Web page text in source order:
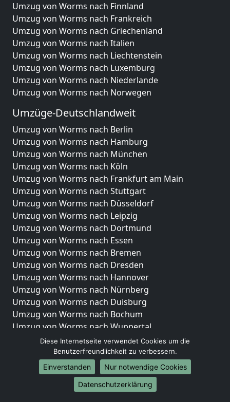
Umzug von Worms nach Finnland
Umzug von Worms nach Frankreich
Umzug von Worms nach Griechenland
Umzug von Worms nach Italien
Umzug von Worms nach Liechtenstein
Umzug von Worms nach Luxemburg
Umzug von Worms nach Niederlande
Umzug von Worms nach Norwegen
Umzüge-Deutschlandweit
Umzug von Worms nach Berlin
Umzug von Worms nach Hamburg
Umzug von Worms nach München
Umzug von Worms nach Köln
Umzug von Worms nach Frankfurt am Main
Umzug von Worms nach Stuttgart
Umzug von Worms nach Düsseldorf
Umzug von Worms nach Leipzig
Umzug von Worms nach Dortmund
Umzug von Worms nach Essen
Umzug von Worms nach Bremen
Umzug von Worms nach Dresden
Umzug von Worms nach Hannover
Umzug von Worms nach Nürnberg
Umzug von Worms nach Duisburg
Umzug von Worms nach Bochum
Umzug von Worms nach Wuppertal
Umzug von Worms nach Bielefeld
Umzug von Worms nach Bonn
Umzug von Worms nach Münster
Internationale-Umzüge
Diese Internetseite verwendet Cookies um die
Benutzerfreundlichkeit zu verbessern.
Einverstanden
Nur notwendige Cookies
Datenschutzerklärung